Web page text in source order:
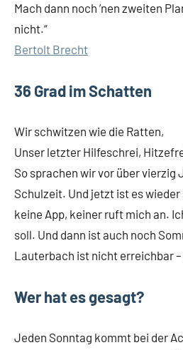
Mach dann noch ’nen zweiten
nicht.“
Bertolt Brecht
36 Grad im Schatten
Wir schwitzen wie die Ratten,
Unser letzter Hilfeschrei,
So sprachen wir vor über vierzig
Schulzeit. Und jetzt ist es wieder
keine App, keiner ruft mich an.
soll. Und dann ist auch noch
Lauterbach ist nicht erreichbar
Wer hat es gesagt?
Jeden Sonntag kommt bei der